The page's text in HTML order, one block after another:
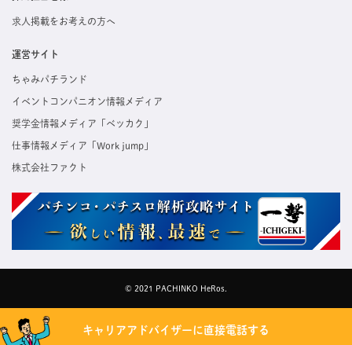
求人掲載をお考えの方へ
運営サイト
ちゃみパチランド
イベントコンパニオン情報メディア
奨学金情報メディア「ベッカク」
仕事情報メディア「Work jump」
株式会社ファクト
© 2021 PACHINKO HeRos.
キャリアアドバイザーに直接電話する